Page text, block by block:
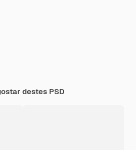
destes PSD